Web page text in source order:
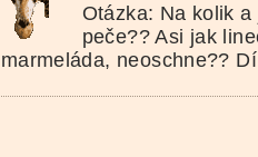
Otázka: Na kolik
peče?? Asi jak
marmeláda, neoschne??